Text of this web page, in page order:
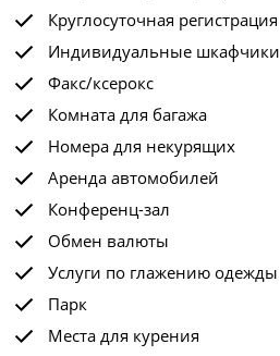
Круглосуточная регистрация
Индивидуальные шкафчики
Факс/ксерокс
Комната для багажа
Номера для некурящих
Аренда автомобилей
Конференц-зал
Обмен валюты
Услуги по глажению одежды
Парк
Места для курения